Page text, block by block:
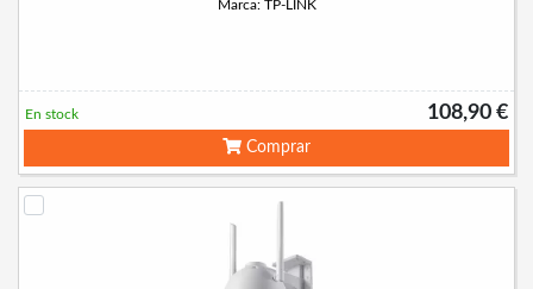
Marca: TP-LINK
108,90 €
En stock
Comprar